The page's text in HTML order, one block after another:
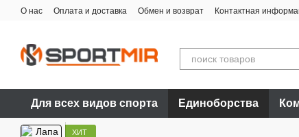
Перейти к основному контенту
О нас Оплата и доставка Обмен и возврат Контактная
Для всех видов спорта Единоборства
ХИТ